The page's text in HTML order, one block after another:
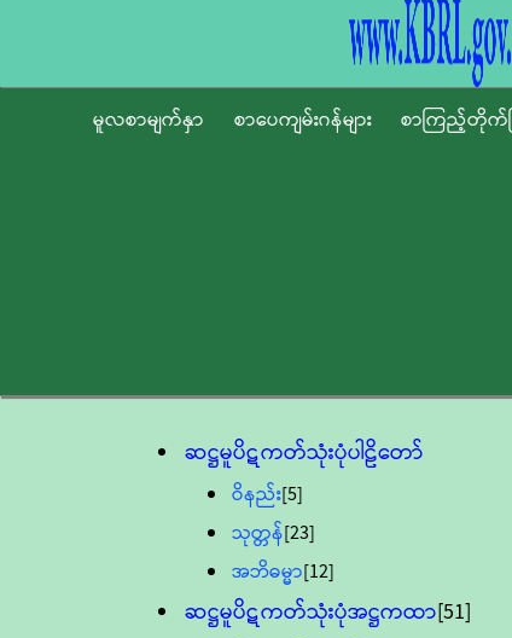
မူလစာမျက်နှာ စာပေကျမ်းဂန်များ စာကြည့်တိုက်ဖ
ဆဋ္ဌမူပိဋကတ်သုံးပုံပါဠိတော်
ဝိနည်း[5]
သုတ္တန်[23]
အဘိဓမ္မာ[12]
ဆဋ္ဌမူပိဋကတ်သုံးပုံအဋ္ဌကထာ[51]